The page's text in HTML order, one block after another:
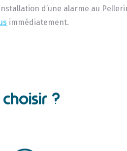
d’une alarme au
immédiatement.
?